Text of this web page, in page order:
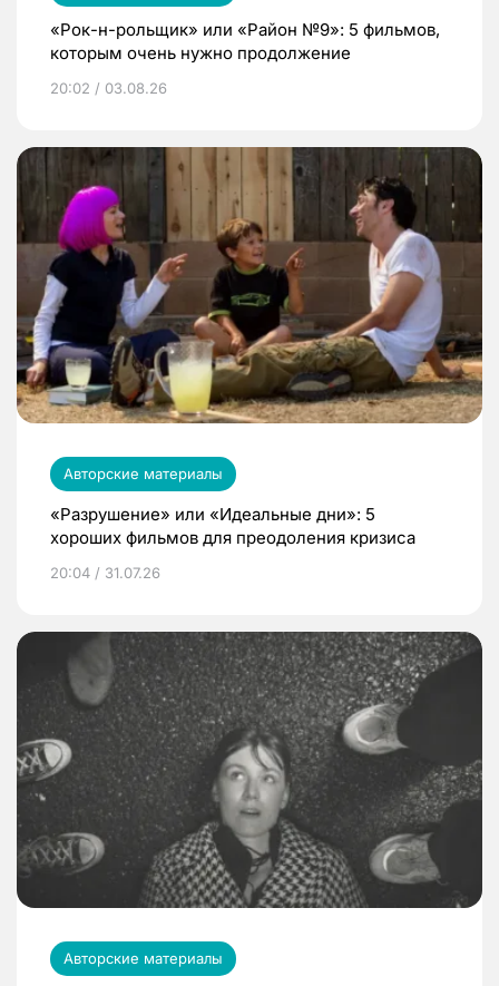
«Рок-н-рольщик» или «Район №9»: 5 фильмов,
которым очень нужно продолжение
20:02 / 03.08.26
Авторские материалы
«Разрушение» или «Идеальные дни»: 5
хороших фильмов для преодоления кризиса
20:04 / 31.07.26
Авторские материалы